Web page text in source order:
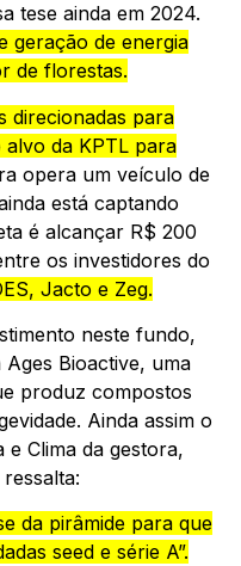
tese ainda em 2024.
geração de energia
de florestas.
direcionadas para
da KPTL para
opera um veículo de
está captando
é alcançar R$ 200
os investidores do
Jacto e Zeg.
neste fundo,
Bioactive, uma
produz compostos
Ainda assim o
Clima da gestora,
da pirâmide para que
seed e série A”.